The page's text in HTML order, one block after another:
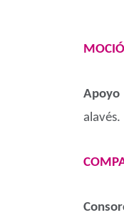
Apoyo
alavés.